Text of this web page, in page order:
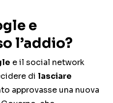
e
l’addio?
e il social network
di lasciare
approvasse una nuova